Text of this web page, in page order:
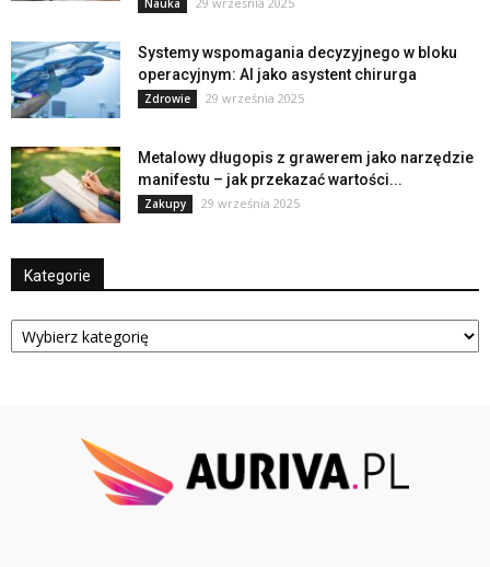
Nauka
Systemy wspomagania decyzyjnego w bloku
operacyjnym: AI jako asystent chirurga
Zdrowie 29 września 2025
Metalowy długopis z grawerem jako narzędzie
manifestu – jak przekazać wartości...
Zakupy 29 września 2025
Kategorie
Kategorie